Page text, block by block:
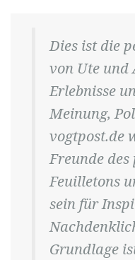
Dies ist die
von Ute und
Erlebnisse
Meinung,
vogtpost.de
Freunde
Feuilletons
sein für
Grundlage